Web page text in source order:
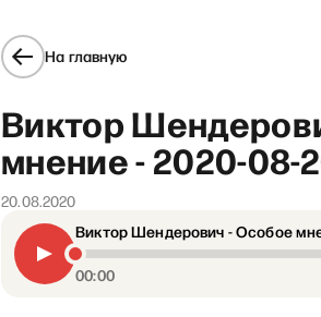
На главную
Виктор
мнение - 2020-08-
20.08.2020
Виктор Шендерович - Особое
00:00